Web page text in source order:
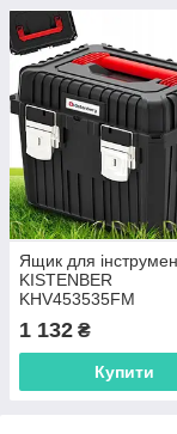
Ящик для
KISTENBER
KHV453535FM
1 132 ₴
Купити